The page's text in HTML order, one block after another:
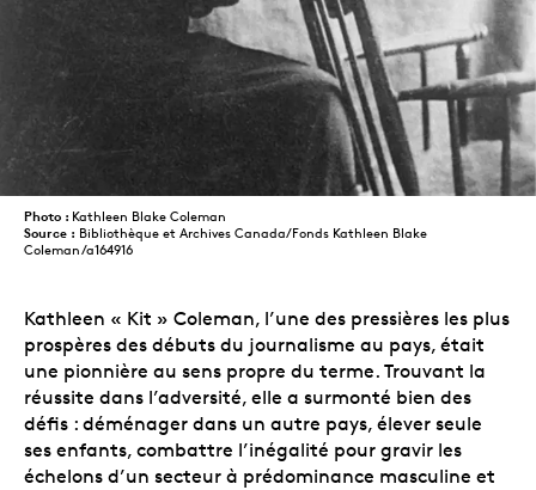
Photo : Kathleen Blake Coleman
Source : Bibliothèque et Archives Canada/Fonds Kathleen Blake
Coleman/a164916
Kathleen « Kit » Coleman, l’une des pressières les plus
prospères des débuts du journalisme au pays, était
une pionnière au sens propre du terme. Trouvant la
réussite dans l’adversité, elle a surmonté bien des
défis : déménager dans un autre pays, élever seule
ses enfants, combattre l’inégalité pour gravir les
échelons d’un secteur à prédominance masculine et